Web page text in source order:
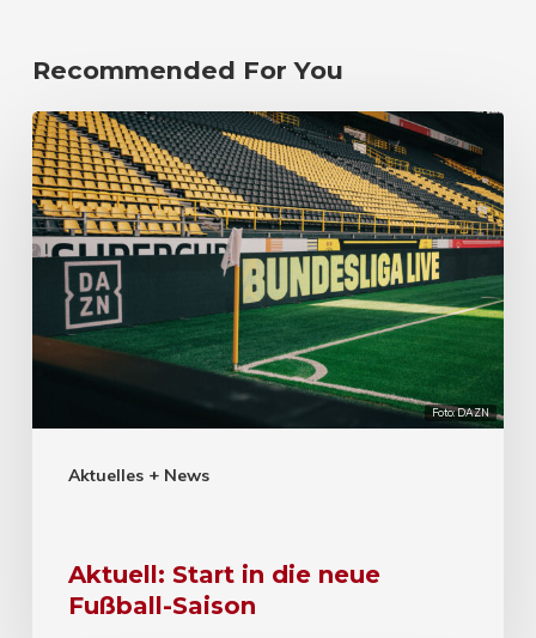
Recommended For You
Foto: DAZN
Aktuelles + News
Aktuell: Start in die neue
Fußball-Saison